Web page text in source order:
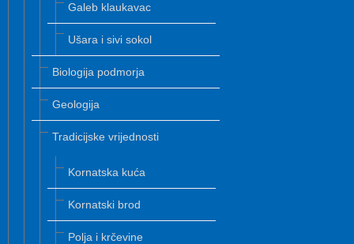
Galeb klaukavac
Ušara i sivi sokol
Biologija podmorja
Geologija
Tradicijske vrijednosti
Kornatska kuća
Kornatski brod
Polja i krčevine